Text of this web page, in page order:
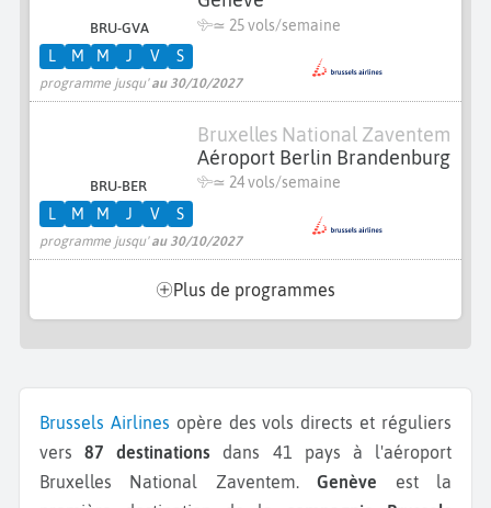
BRU-GVA ≃ 25 vols/semaine
programme jusqu'au 30/10/2027
L M M J V S
BRU-BER
Bruxelles National Zaventem
Aéroport Berlin Brandenburg
≃ 24 vols/semaine
programme jusqu'au 30/10/2027
L M M J V S
Plus de programmes
Brussels Airlines opère des vols directs et réguliers
vers87 destinations dans 41 pays à l'aéroport
Bruxelles National Zaventem.Genève est la